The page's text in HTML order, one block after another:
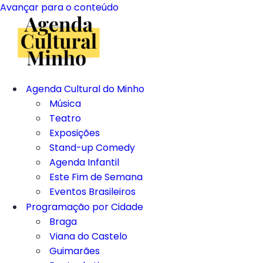
Avançar para o conteúdo
Agenda Cultural do Minho
Música
Teatro
Exposições
Stand-up Comedy
Agenda Infantil
Este Fim de Semana
Eventos Brasileiros
Programação por Cidade
Braga
Viana do Castelo
Guimarães